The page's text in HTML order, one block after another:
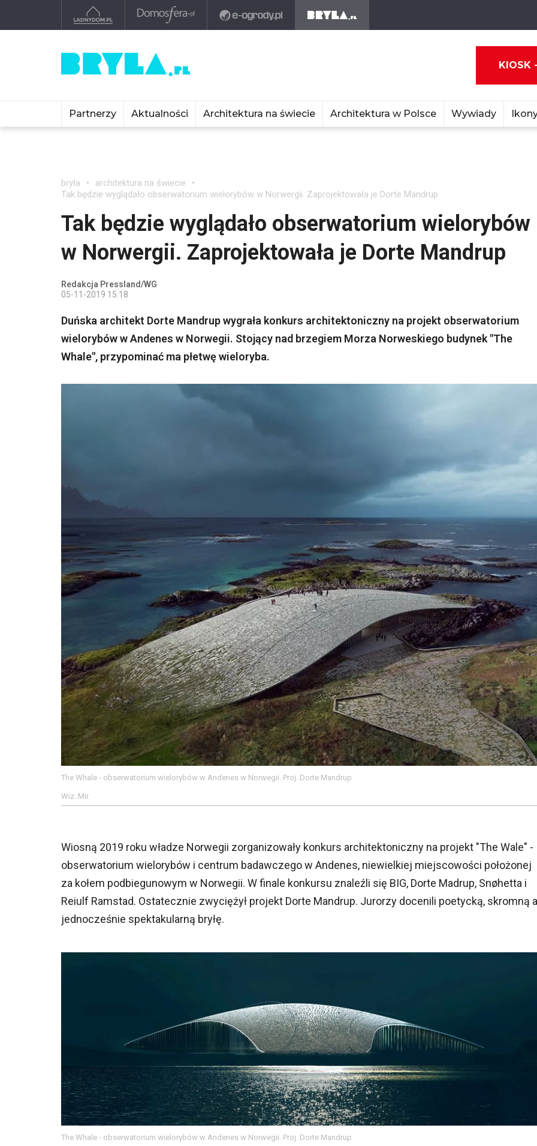
KIOSK
Partnerzy Aktualności Architektura na świecie Architektura w Polsce Wywiady
bryła
architektura na świecie
Tak będzie wyglądało obserwatorium wielorybów w Norwergii. Zaprojektowała je Dorte Mandrup
Tak będzie wyglądało obserwatorium wielorybów
w Norwergii. Zaprojektowała je Dorte Mandrup
Redakcja Pressland/WG
05-11-2019 15:18
Duńska architekt Dorte Mandrup wygrała konkurs architektoniczny na projekt obserwatorium
wielorybów w Andenes w Norwegii. Stojący nad brzegiem Morza Norweskiego budynek "The
Whale", przypominać ma płetwę wieloryba.
The Whale - obserwatorium wielorybów w Andenes w Norwegii. Proj. Dorte Mandrup
Wiz. Mir
Wiosną 2019 roku władze Norwegii zorganizowały konkurs architektoniczny na projekt "The Wale" -
obserwatorium wielorybów i centrum badawczego w Andenes, niewielkiej miejscowości położonej
za kołem podbiegunowym w Norwegii. W finale konkursu znaleźli się BIG, Dorte Madrup, Snøhetta i
Reiulf Ramstad. Ostatecznie zwyciężył projekt Dorte Mandrup. Jurorzy docenili poetycką, skromną a
jednocześnie spektakularną bryłę.
The Whale - obserwatorium wielorybów w Andenes w Norwegii. Proj. Dorte Mandrup